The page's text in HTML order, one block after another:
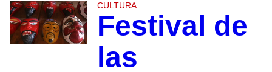
CULTURA
Festival de
las